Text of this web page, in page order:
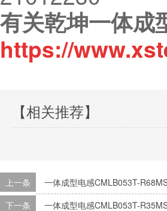
有关乾坤一体成
https://
【相关推荐】
上一条
一体成型电感CMLB053T-
下一条
一体成型电感CMLB053T-